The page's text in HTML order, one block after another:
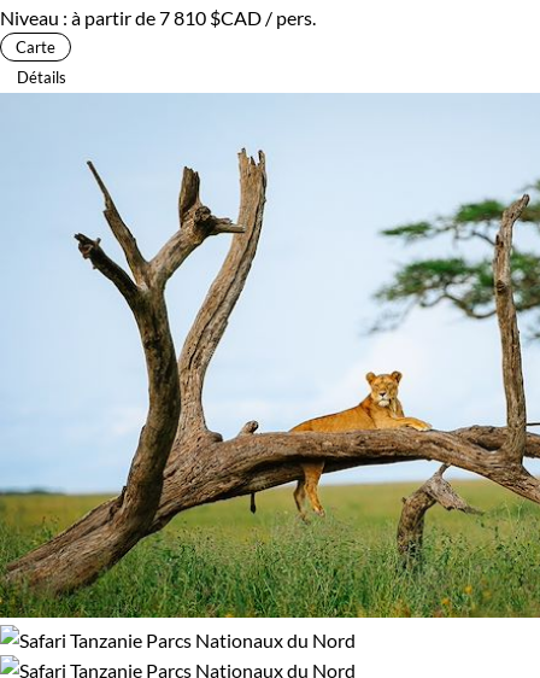
Niveau : à partir de7 810 $CAD / pers.
Carte
Détails